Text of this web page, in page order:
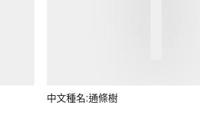
中文種名:通條樹